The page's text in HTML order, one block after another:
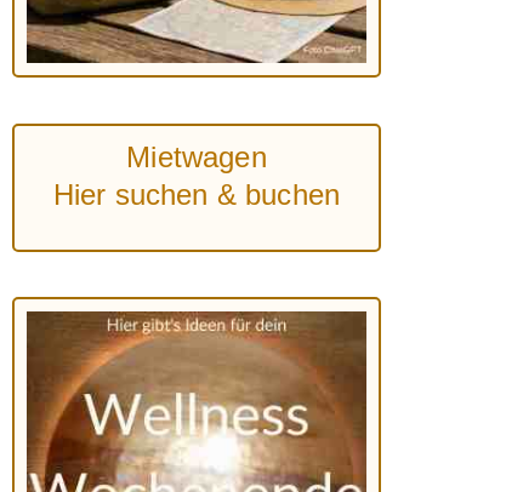
Mietwagen
Hier suchen & buchen